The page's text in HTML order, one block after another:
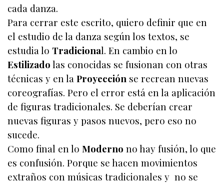
cada danza.
Para cerrar este escrito, quiero definir que en
el estudio de la danza según los textos, se
estudia lo Tradicional. En cambio en lo
Estilizado las conocidas se fusionan con otras
técnicas y en la Proyección se recrean nuevas
coreografías. Pero el error está en la aplicación
de figuras tradicionales. Se deberían crear
nuevas figuras y pasos nuevos, pero eso no
sucede.
Como final en lo Moderno no hay fusión, lo que
es confusión. Porque se hacen movimientos
extraños con músicas tradicionales y no se